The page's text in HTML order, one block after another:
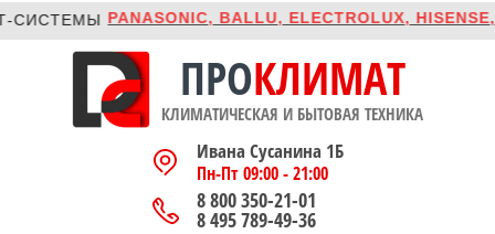
PANASONIC, BALLU, ELECTROLUX, HISENSE,
ПРОКЛИМАТ
КЛИМАТИЧЕСКАЯ И БЫТОВАЯ ТЕХНИКА
Ивана Сусанина 1Б
Пн-Пт 09:00 - 21:00
8 800 350-21-01
8 495 789-49-36